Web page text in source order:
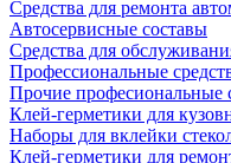
Средства для ремонта
Автосервисные составы
Средства для
Профессиональные
Прочие професиональные
Клей-герметики для
Наборы для вклейки
Клей-герметики для